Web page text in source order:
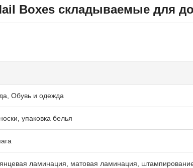
Boxes складываемые для
Обувь и одежда
упаковка белья
ламинация, матовая ламинация,